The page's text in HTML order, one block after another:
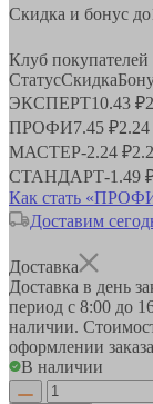
Скидка и бонус до
Клуб
СтатусСкидка
ЭКСПЕРТ10.43 ₽
ПРОФИ7.45 ₽
МАСТЕР-2.24 ₽
СТАНДАРТ-1.49
Как стать
Доставим
Доставка
Доставка в день
период с 8:00 до
наличии.
оформлении
В наличии